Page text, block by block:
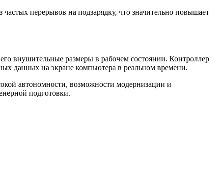
перерывов на подзарядку, что значительно повышает
внушительные размеры в рабочем состоянии. Контроллер
данных на экране компьютера в реальном времени.
автономности, возможности модернизации и
подготовки.